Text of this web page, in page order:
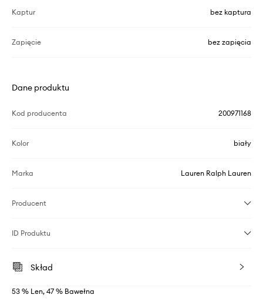
Kaptur bez kaptura
Zapięcie bez zapięcia
Dane produktu
Kod producenta 200971168
Kolor biały
Marka Lauren Ralph Lauren
Producent
ID Produktu
Skład
53 % Len, 47 % Bawełna